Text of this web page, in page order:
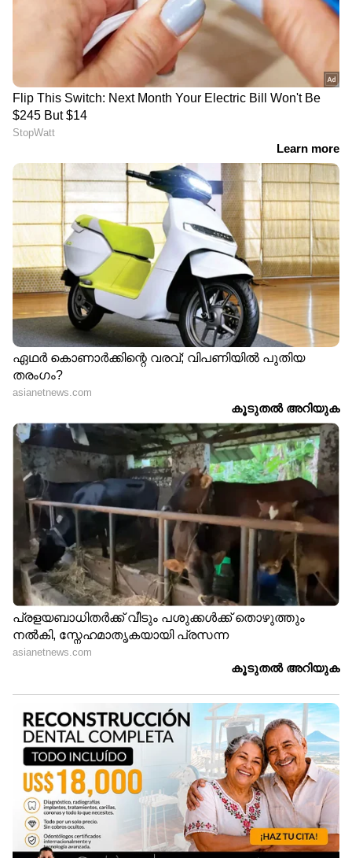
ഫാറ്റി ലിവർ കുറയ്ക്കാൻ
സഹായിക്കുമോ? വിദഗ്ധർ
പറയുന്നു
വൃക്കകളുടെ ആരോ​ഗ്യം
മെച്ചപ്പെടുത്താൻ
കഴിക്കേണ്ട 6 ഭക്ഷണങ്ങൾ
ചിക്കുൻഗുനിയ ;
പ്രതിരോധ മാർ​ഗങ്ങളും
ലക്ഷണങ്ങളും
ഗ്രീൻ ടീ കുടിച്ചാൽ
ലഭിക്കുന്ന 7 ആരോ​ഗ്യ​
ജലനിരപ്പ് കുറഞ്ഞെങ്കിലും ദുരിതം
ഒഴിയാതെ കുട്ടനാട്ടുകാര്‍; വെള്ളം
ഇറങ്ങാൻ ഇനിയും സമയമെടുക്കും
News@1PM | ഒരുമണി വാർത്ത
വിശദമായി | 08 August 2026